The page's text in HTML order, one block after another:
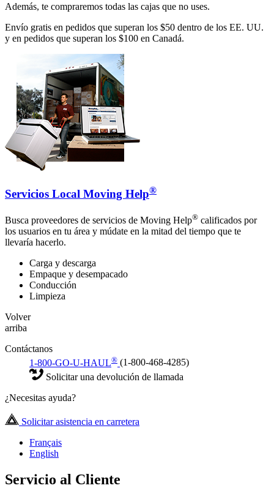
Además, te compraremos todas las cajas que no uses.
Envío gratis en pedidos que superan los $50 dentro de los EE. UU.
y en pedidos que superan los $100 en Canadá.
Servicios Local Moving Help®
Busca proveedores de servicios de Moving Help® calificados por
los usuarios en tu área y múdate en la mitad del tiempo que te
llevaría hacerlo.
Carga y descarga
Empaque y desempacado
Conducción
Limpieza
Volver
arriba
Contáctanos
1-800-GO-U-HAUL® (1-800-468-4285)
Solicitar una devolución de llamada
¿Necesitas ayuda?
Solicitar asistencia en carretera
Français
English
Servicio al Cliente